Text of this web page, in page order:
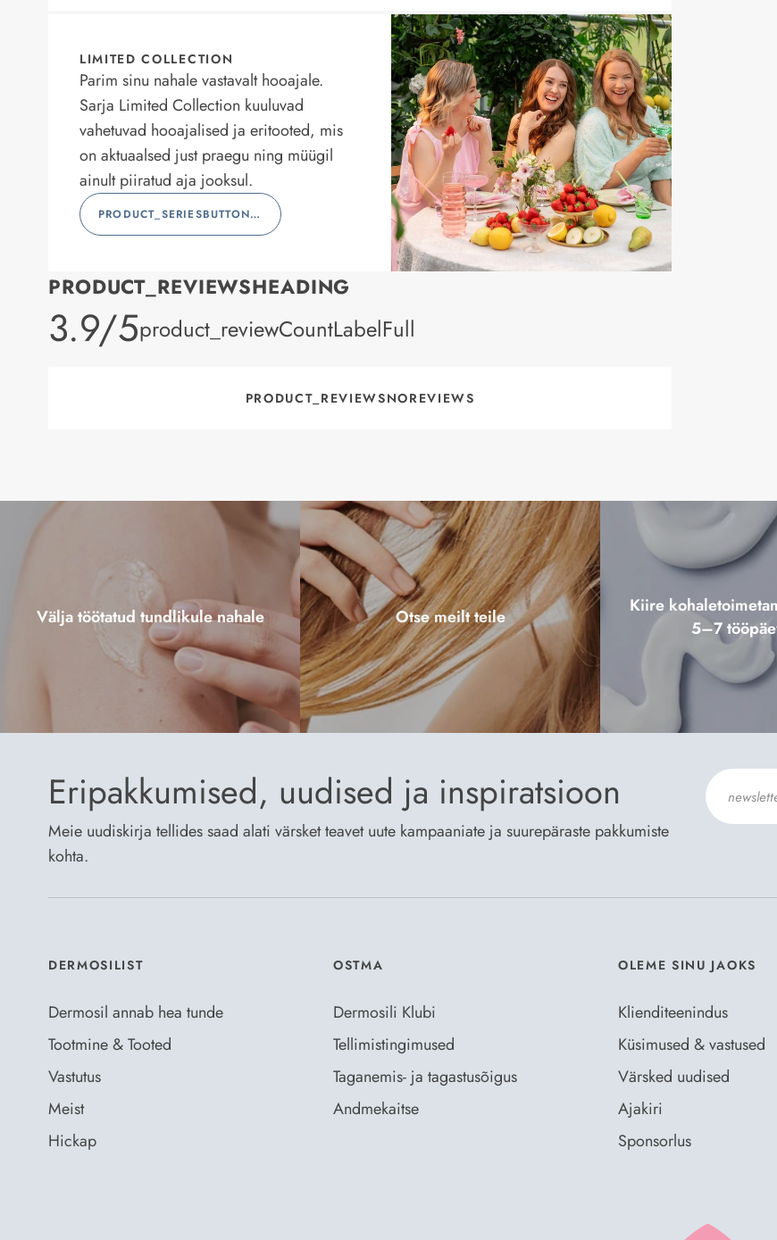
LIMITED COLLECTION
Parim sinu nahale vastavalt hooajale.
Sarja Limited Collection kuuluvad
vahetuvad hooajalised ja eritooted, mis
on aktuaalsed just praegu ning müügil
ainult piiratud aja jooksul.
PRODUCT_SERIESBUTTONLABEL
PRODUCT_REVIEWSHEADING
product_rating
3.9/5product_reviewCountLabelFull
PRODUCT_REVIEWSNOREVIEWS
Välja töötatud tundlikule nahale Otse meilt teile
Kiire
5–7
Eripakkumised, uudised ja inspiratsioon
Meie uudiskirja tellides saad alati värsket teavet uute kampaaniate ja suurepäraste pakkumiste
kohta.
DERMOSILIST
Dermosil annab hea tunde
Tootmine & Tooted
Vastutus
Meist
Hickap
OSTMA
Dermosili Klubi
Tellimistingimused
Taganemis- ja tagastusõigus
Andmekaitse
OLEME SINU JAOKS
Klienditeenindus
Küsimused & vastused
Värsked uudised
Ajakiri
Sponsorlus